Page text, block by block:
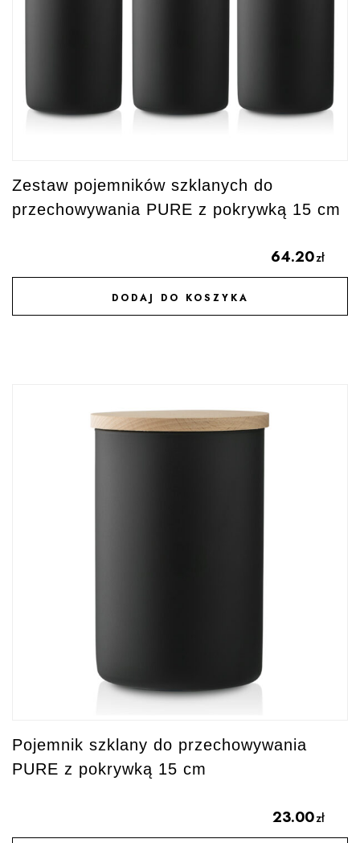
Zestaw pojemników szklanych do
przechowywania PURE z pokrywką 15 cm
64.20zł
DODAJ DO KOSZYKA
DODAJ DO ULUBIONYCH
Pojemnik szklany do przechowywania
PURE z pokrywką 15 cm
23.00zł